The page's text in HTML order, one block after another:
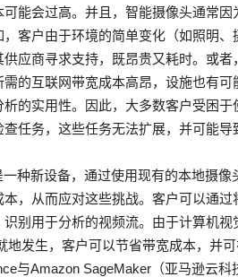
能会过高。并且，智能摄像头通常
客户由于环境的简单变化（如照明
应商寻求支持，既昂贵又耗时。或
的互联网带宽成本高昂，设施也有
的实用性。因此，大多数客户受困
任务，这些任务无法扩展，并可能导
种新设备，通过使用现有的本地摄
，从而应对这些挑战。客户可以通过
别用于分析的视频流。由于计算机
地发生，客户可以节省带宽成本，并
与Amazon SageMaker（亚马逊云